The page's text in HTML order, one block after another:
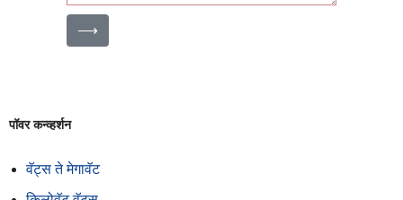
⟶
पॉवर कन्व्हर्शन
वॅट्स ते मेगावॅट